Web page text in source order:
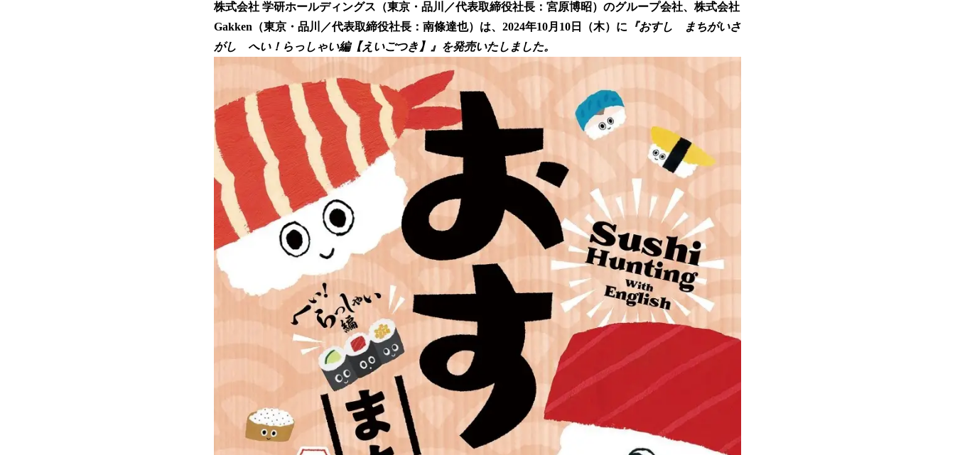
！
数
読
み
込
中
で
株式会社 学研ホールディングス（東京・品川／代表取締役社長：宮原博昭）のグループ会社、株式会社
Gakken（東京・品川／代表取締役社長：南條達也）は、2024年10月10日（木）に 『おすし まちがいさ
がし へい！らっしゃい編【えいごつき】』を発売いたしました。